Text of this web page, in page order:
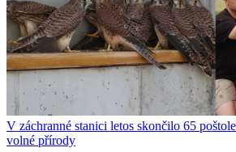
V záchranné stanici letos skončilo 65
volné přírody